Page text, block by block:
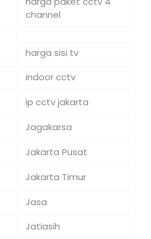
channel
harga sisi tv
indoor cctv
ip cctv jakarta
Jagakarsa
Jakarta Pusat
Jakarta Timur
Jasa
Jatiasih